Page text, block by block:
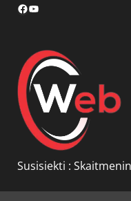
Facebook
YouTube
Susisiekti :